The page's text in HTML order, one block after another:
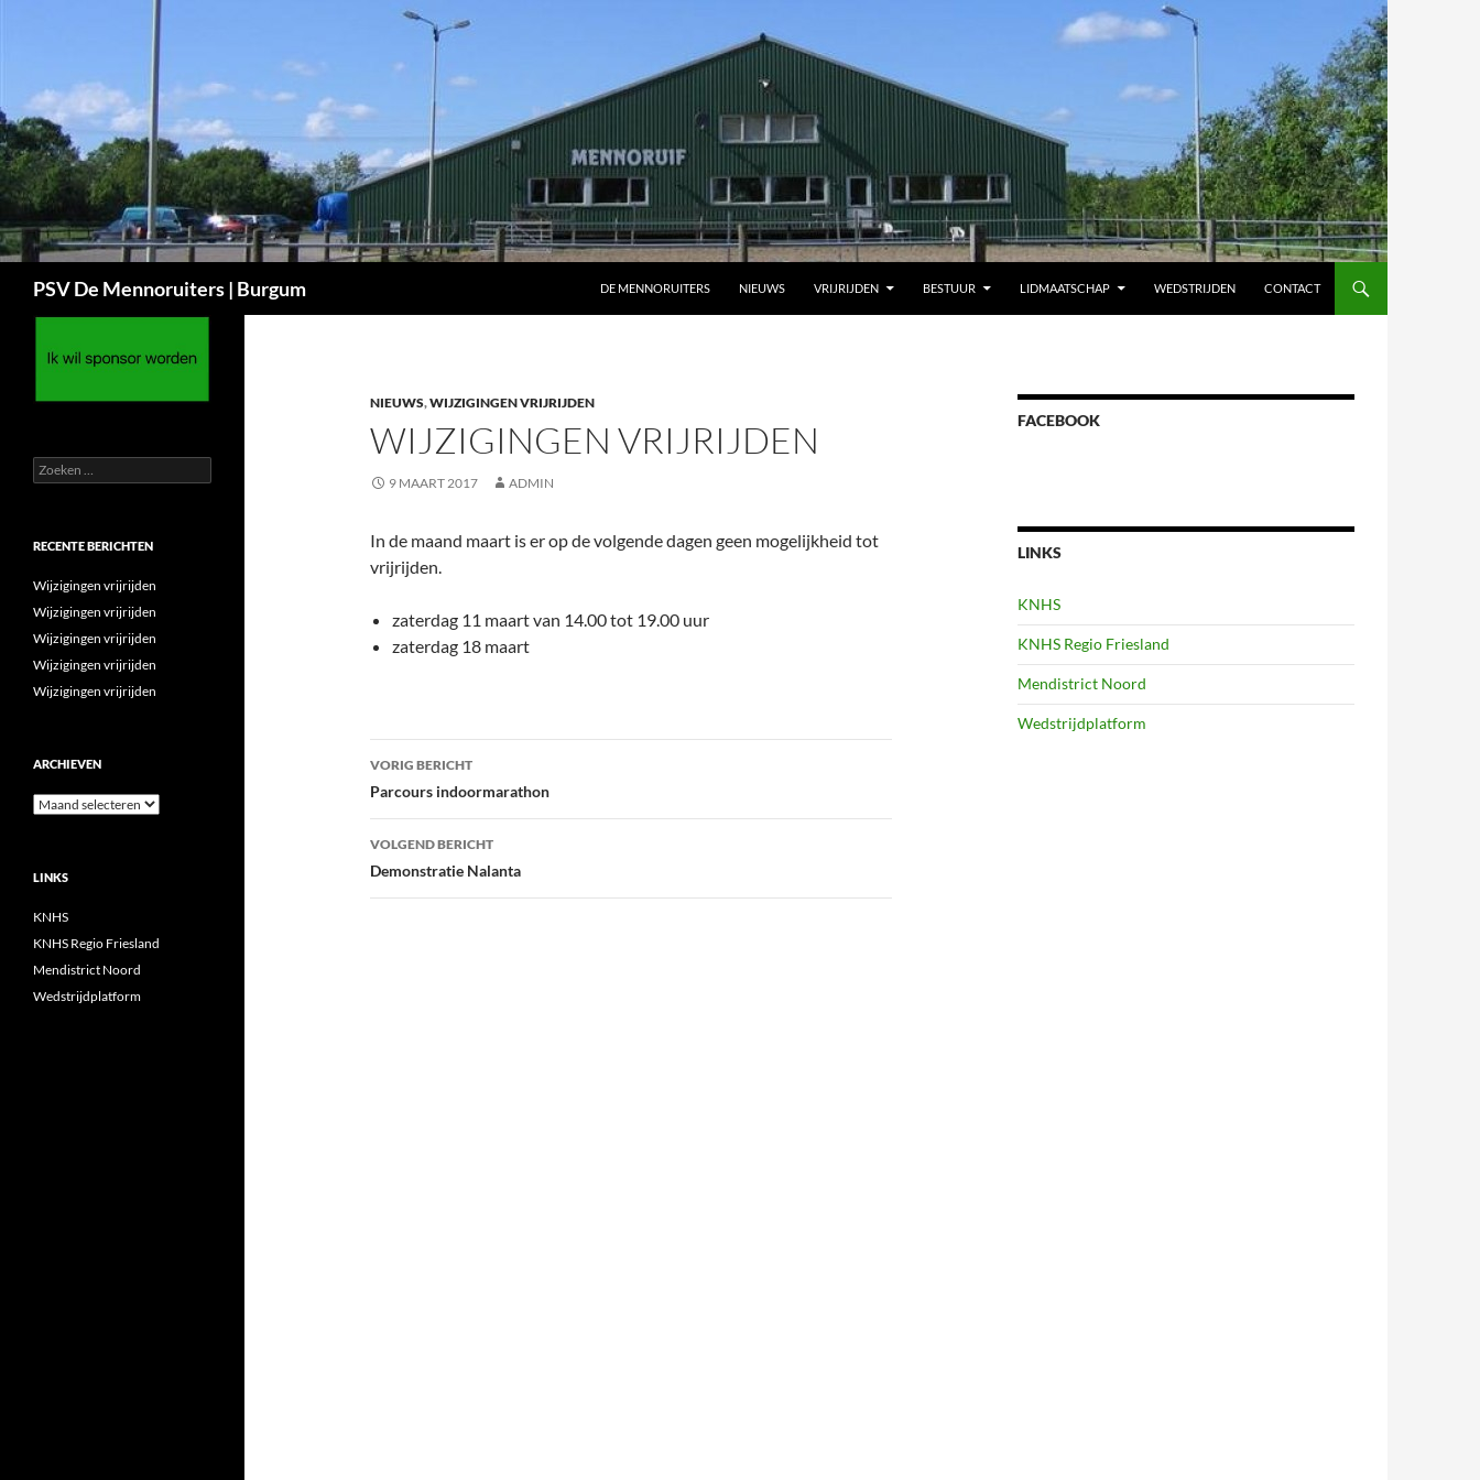
inhoud
PSV De Mennoruiters | Burgum DE MENNORUITERS NIEUWS VRIJRIJDEN BESTUUR LIDMAATSCHAP WEDSTRIJDEN CONTACT
NIEUWS,WIJZIGINGEN VRIJRIJDEN
WIJZIGINGEN VRIJRIJDEN
9 MAART 2017 ADMIN
In de maand maart is er op de volgende dagen geen mogelijkheid tot
vrijrijden.
zaterdag 11 maart van 14.00 tot 19.00 uur
zaterdag 18 maart
Bericht
navigatie
VORIG BERICHT
Parcours indoormarathon
VOLGEND BERICHT
Demonstratie Nalanta
FACEBOOK
LINKS
KNHS
KNHS Regio Friesland
Mendistrict Noord
Wedstrijdplatform
Zoeken
naar:
RECENTE BERICHTEN
Wijzigingen vrijrijden
Wijzigingen vrijrijden
Wijzigingen vrijrijden
Wijzigingen vrijrijden
Wijzigingen vrijrijden
ARCHIEVEN
Archieven
LINKS
KNHS
KNHS Regio Friesland
Mendistrict Noord
Wedstrijdplatform